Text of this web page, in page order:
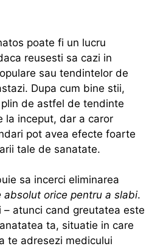
poate fi un lucru
reusesti sa cazi in
sau tendintelor de
Dupa cum bine stii,
de astfel de tendinte
la inceput, dar a caror
pot avea efecte foarte
tale de sanatate.
sa incerci eliminarea
absolut orice pentru a slabi.
– atunci cand greutatea este
ta, situatie in care
te adresezi medicului